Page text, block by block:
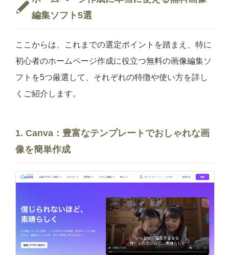
編集ソフト5選
ここからは、これまでの選定ポイントを踏まえ、特に
初心者のホームページ作成に役立つ無料の画像編集ソ
フトを5つ厳選して、それぞれの特徴や使い方を詳し
くご紹介します。
1. Canva：豊富なテンプレートでおしゃれな画
像を簡単作成